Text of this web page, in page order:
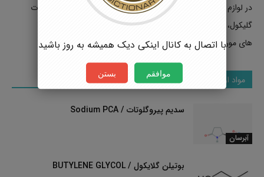
در لوازم آرایشی شامل گلیسرول، سوربیتول، هگزیلن و بوتیلن ترافالات
گلیکول، اوره و کلاژن است. گلیسیرین یکی از محبوب ترین آبرسان
های مورد استفاده است که نسبتا ارزان و کم هزینه است.
مواد اولیه آبرسان
آبرسان
سدیم پیروگلوتات / Sodium PCA
بوتیلن گلایکول / BUTYLENE GLYCOL
با اتصال به کانال اینکی دیک همیشه به روز باشید
موافقم بستن